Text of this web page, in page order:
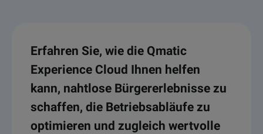
Erfahren Sie, wie die Qmatic
Experience Cloud Ihnen helfen
kann, nahtlose Bürgererlebnisse zu
schaffen, die Betriebsabläufe zu
optimieren und zugleich wertvolle